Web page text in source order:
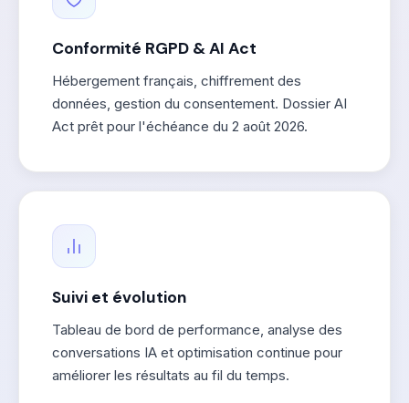
Conformité RGPD & AI Act
Hébergement français, chiffrement des
données, gestion du consentement. Dossier AI
Act prêt pour l'échéance du 2 août 2026.
Suivi et évolution
Tableau de bord de performance, analyse des
conversations IA et optimisation continue pour
améliorer les résultats au fil du temps.